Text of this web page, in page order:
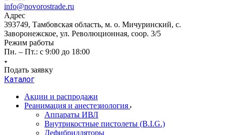
info@novorostrade.ru
Адрес
393749, Тамбовская область, м. о. Мичуринский, с.
Заворонежское, ул. Революционная, соор. 3/5
Режим работы
Пн. – Пт.: с 9:00 до 18:00
Подать заявку
Каталог
Акции и распродажи
Реанимация и анестезиология
Аппараты ИВЛ
Внутрикостные пистолеты (B.I.G.)
Дефибрилляторы